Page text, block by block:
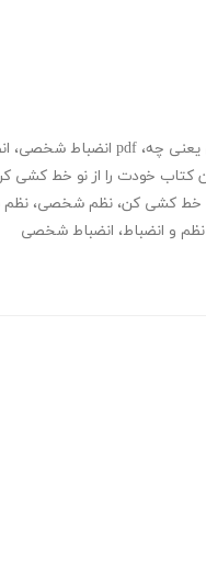
چه، pdf انضباط شخصی ،
کتاب خودت را از نو خط کشی
، نظم شخصی،
نظم و انضباط، انضباط شخصی